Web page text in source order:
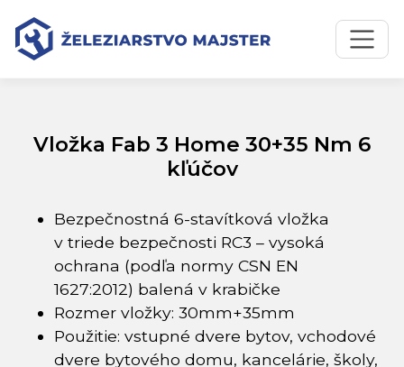
Preskočiť na obsah
Preskočiť na hlavné menu
Úvodná stránka
Vložka Fab 3 Home 30+35 Nm 6 kľúčov
Vložka Fab 3 Home 30+35 Nm 6
kľúčov
Bezpečnostná 6-stavítková vložka
v triede bezpečnosti RC3 – vysoká
ochrana (podľa normy CSN EN
1627:2012) balená v krabičke
Rozmer vložky: 30mm+35mm
Použitie: vstupné dvere bytov, vchodové
dvere bytového domu, kancelárie, školy,